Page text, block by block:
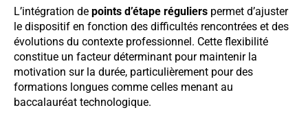
L’intégration de points d’étape réguliers permet d’ajuster
le dispositif en fonction des difficultés rencontrées et des
évolutions du contexte professionnel. Cette flexibilité
constitue un facteur déterminant pour maintenir la
motivation sur la durée, particulièrement pour des
formations longues comme celles menant au
baccalauréat technologique.